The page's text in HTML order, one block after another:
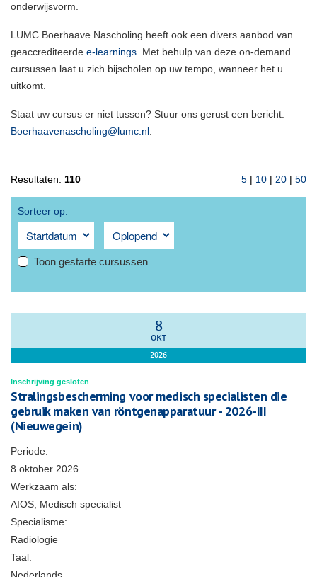
onderwijsvorm.
LUMC Boerhaave Nascholing heeft ook een divers aanbod van
geaccrediteerde e-learnings . Met behulp van deze on-demand
cursussen laat u zich bijscholen op uw tempo, wanneer het u
uitkomt.
Staat uw cursus er niet tussen? Stuur ons gerust een bericht:
Boerhaavenascholing@lumc.nl
Resultaten: 110 5 | 10 | 20 | 50
Sorteer op:
Toon gestarte cursussen
8
OKT
2026
Inschrijving gesloten
Stralingsbescherming voor medisch specialisten die
gebruik maken van röntgenapparatuur - 2026-III
(Nieuwegein)
Periode:
8 oktober 2026
Werkzaam als:
AIOS, Medisch specialist
Specialisme:
Radiologie
Taal: